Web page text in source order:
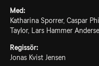
Med:
Katharina Sporrer, Caspar
Taylor, Lars Hammer
Regissör:
Jonas Kvist Jensen